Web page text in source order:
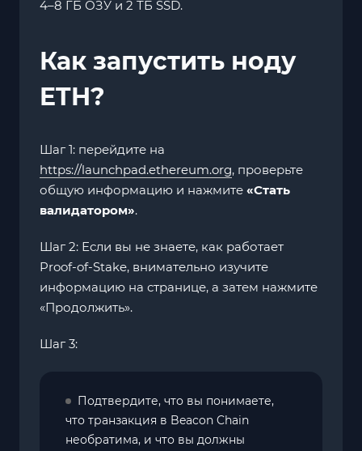
4–8 ГБ ОЗУ и 2 ТБ SSD.
Как запустить ноду
ETH?
Шаг 1: перейдите на
https://launchpad.ethereum.org, проверьте
общую информацию и нажмите «Стать
валидатором».
Шаг 2: Если вы не знаете, как работает
Proof-of-Stake, внимательно изучите
информацию на странице, а затем нажмите
«Продолжить».
Шаг 3:
Подтвердите, что вы понимаете,
что транзакция в Beacon Chain
необратима, и что вы должны